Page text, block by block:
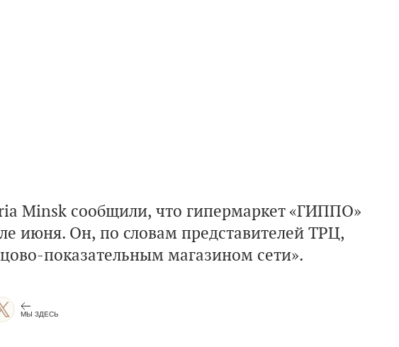
Minsk сообщили, что гипермаркет «ГИППО»
июня. Он, по словам представителей ТРЦ,
показательным магазином сети».
МЫ ЗДЕСЬ